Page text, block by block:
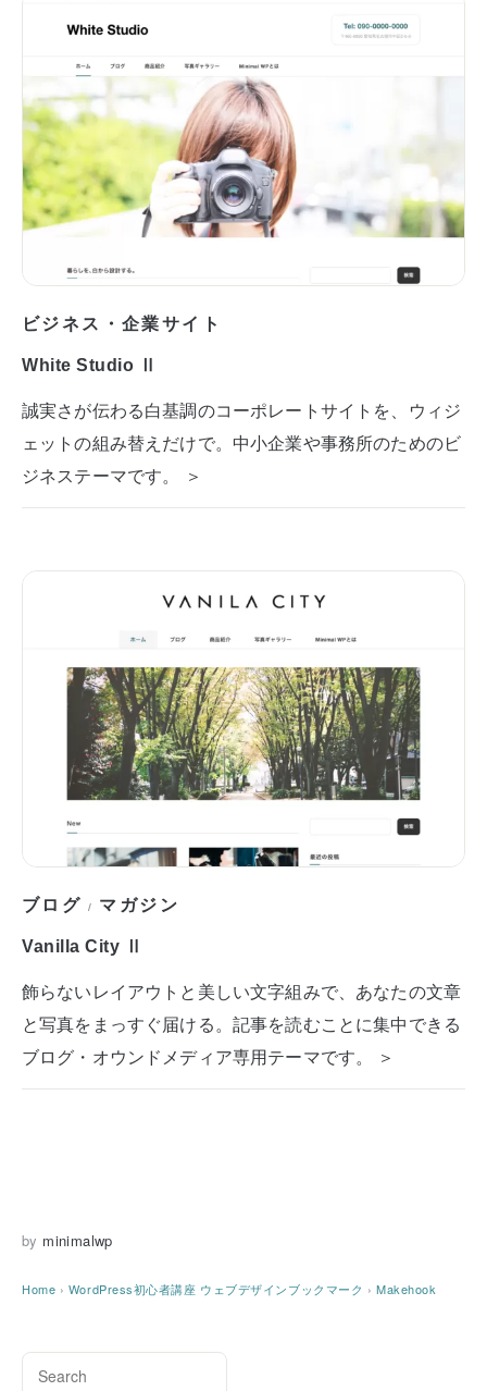
ビジネス・企業サイト
White Studio Ⅱ
誠実さが伝わる白基調のコーポレートサイトを、ウィジ
ェットの組み替えだけで。中小企業や事務所のためのビ
ジネステーマです。 ＞
ブログ / マガジン
Vanilla City Ⅱ
飾らないレイアウトと美しい文字組みで、あなたの文章
と写真をまっすぐ届ける。記事を読むことに集中できる
ブログ・オウンドメディア専用テーマです。 ＞
by minimalwp
Home › WordPress初心者講座 ウェブデザインブックマーク › Makehook